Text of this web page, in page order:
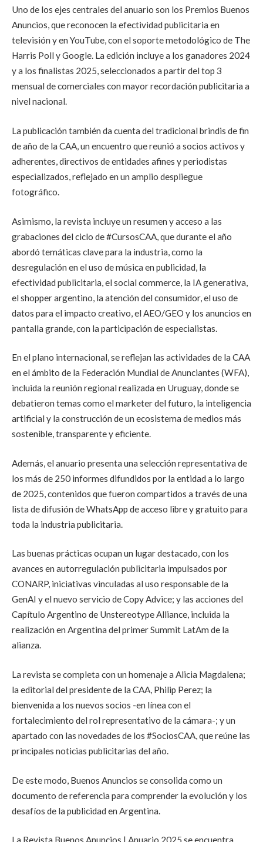
Uno de los ejes centrales del anuario son los Premios Buenos
Anuncios, que reconocen la efectividad publicitaria en
televisión y en YouTube, con el soporte metodológico de The
Harris Poll y Google. La edición incluye a los ganadores 2024
y a los finalistas 2025, seleccionados a partir del top 3
mensual de comerciales con mayor recordación publicitaria a
nivel nacional.
La publicación también da cuenta del tradicional brindis de fin
de año de la CAA, un encuentro que reunió a socios activos y
adherentes, directivos de entidades afines y periodistas
especializados, reflejado en un amplio despliegue
fotográfico.
Asimismo, la revista incluye un resumen y acceso a las
grabaciones del ciclo de #CursosCAA, que durante el año
abordó temáticas clave para la industria, como la
desregulación en el uso de música en publicidad, la
efectividad publicitaria, el social commerce, la IA generativa,
el shopper argentino, la atención del consumidor, el uso de
datos para el impacto creativo, el AEO/GEO y los anuncios en
pantalla grande, con la participación de especialistas.
En el plano internacional, se reflejan las actividades de la CAA
en el ámbito de la Federación Mundial de Anunciantes (WFA),
incluida la reunión regional realizada en Uruguay, donde se
debatieron temas como el marketer del futuro, la inteligencia
artificial y la construcción de un ecosistema de medios más
sostenible, transparente y eficiente.
Además, el anuario presenta una selección representativa de
los más de 250 informes difundidos por la entidad a lo largo
de 2025, contenidos que fueron compartidos a través de una
lista de difusión de WhatsApp de acceso libre y gratuito para
toda la industria publicitaria.
Las buenas prácticas ocupan un lugar destacado, con los
avances en autorregulación publicitaria impulsados por
CONARP, iniciativas vinculadas al uso responsable de la
GenAI y el nuevo servicio de Copy Advice; y las acciones del
Capítulo Argentino de Unstereotype Alliance, incluida la
realización en Argentina del primer Summit LatAm de la
alianza.
La revista se completa con un homenaje a Alicia Magdalena;
la editorial del presidente de la CAA, Philip Perez; la
bienvenida a los nuevos socios -en línea con el
fortalecimiento del rol representativo de la cámara-; y un
apartado con las novedades de los #SociosCAA, que reúne las
principales noticias publicitarias del año.
De este modo, Buenos Anuncios se consolida como un
documento de referencia para comprender la evolución y los
desafíos de la publicidad en Argentina.
La Revista Buenos Anuncios | Anuario 2025 se encuentra